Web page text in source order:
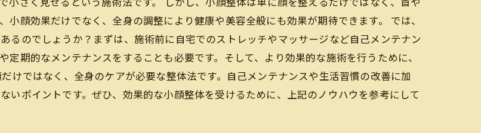
小さく見せるという施術法です。 しかし、小顔整体は単に顔を整えるだけではなく、首や
顔効果だけでなく、全身の調整により健康や美容全般にも効果が期待できます。 では、
るのでしょうか？まずは、施術前に自宅でのストレッチやマッサージなど自己メンテナン
期的なメンテナンスをすることも必要です。そして、より効果的な施術を行うために、
けではなく、全身のケアが必要な整体法です。自己メンテナンスや生活習慣の改善に加
いポイントです。ぜひ、効果的な小顔整体を受けるために、上記のノウハウを参考にして